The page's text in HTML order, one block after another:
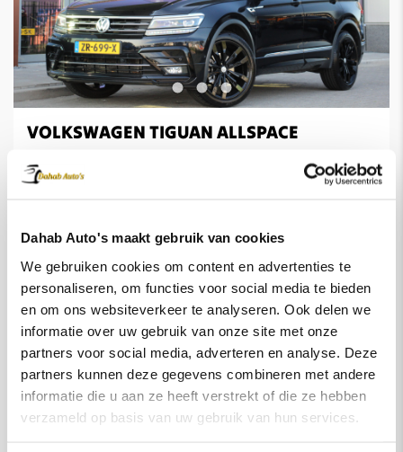
Dahab Auto's maakt gebruik van cookies
We gebruiken cookies om content en advertenties te
personaliseren, om functies voor social media te bieden
en om ons websiteverkeer te analyseren. Ook delen we
informatie over uw gebruik van onze site met onze
partners voor social media, adverteren en analyse. Deze
partners kunnen deze gegevens combineren met andere
informatie die u aan ze heeft verstrekt of die ze hebben
verzameld op basis van uw gebruik van hun services.
VOLKSWAGEN TIGUAN ALLSPACE
Lease vanaf € 557,- /mnd
Koop voor € 33.900,-
Bekijk